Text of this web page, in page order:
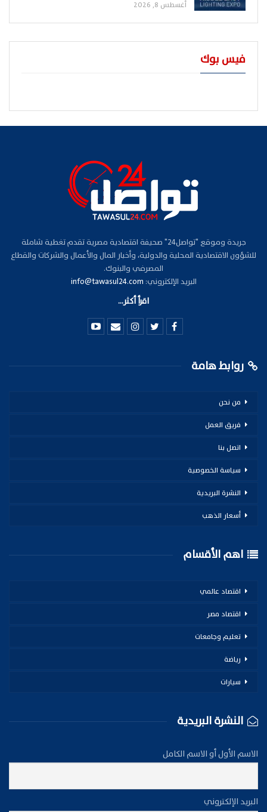
أغسطس 8, 2026
فيس بوك
جريدة وموقع "تواصل24" صحيفة اقتصادية مصرية تقدم تغطية شاملة
للشؤون الاقتصادية المحلية والدولية، وأخبار المال والأعمال والشركات والقطاع
المصرفي والبنوك.
البريد الإلكتروني: info@tawasul24.com
اقرأ أكثر...
روابط هامة
من نحن
فريق العمل
اتصل بنا
سياسة الخصوصية
النشرة البريدية
أسعار الذهب
اهم الأقسام
اقتصاد عالمي
اقتصاد مصر
تعليم وجامعات
رياضة
سيارات
النشرة البريدية
الاسم الأول أو الاسم الكامل
البريد الإلكتروني